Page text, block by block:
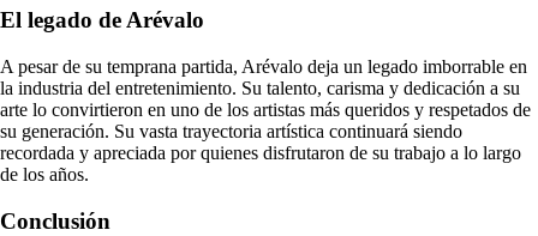
El legado de Arévalo
A pesar de su temprana partida, Arévalo deja un legado imborrable en
la industria del entretenimiento. Su talento, carisma y dedicación a su
arte lo convirtieron en uno de los artistas más queridos y respetados de
su generación. Su vasta trayectoria artística continuará siendo
recordada y apreciada por quienes disfrutaron de su trabajo a lo largo
de los años.
Conclusión